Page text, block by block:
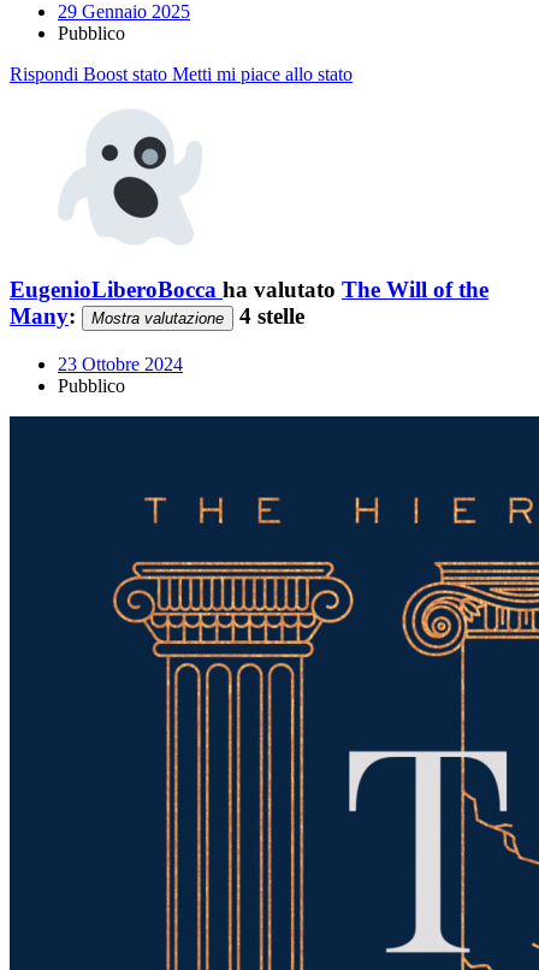
29 Gennaio 2025
Pubblico
Rispondi Boost stato Metti mi piace allo stato
EugenioLiberoBocca ha valutato The Will of the
Many: Mostra valutazione 4 stelle
23 Ottobre 2024
Pubblico